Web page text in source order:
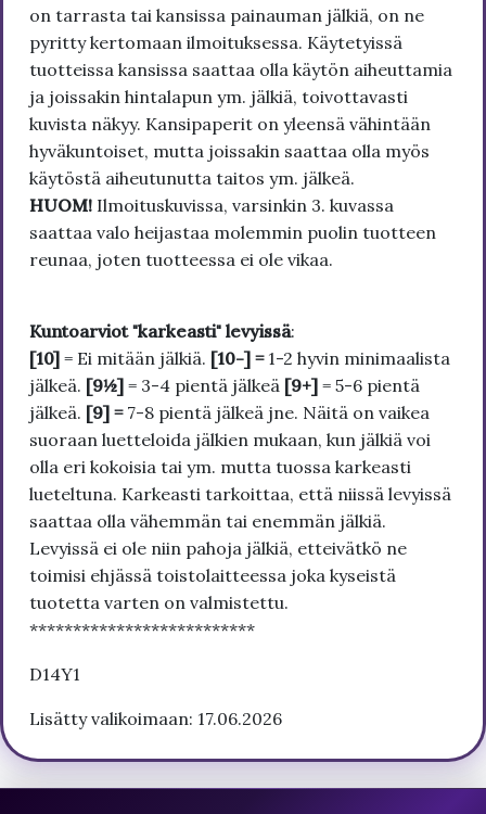
on tarrasta tai kansissa painauman jälkiä, on ne
pyritty kertomaan ilmoituksessa. Käytetyissä
tuotteissa kansissa saattaa olla käytön aiheuttamia
ja joissakin hintalapun ym. jälkiä, toivottavasti
kuvista näkyy. Kansipaperit on yleensä vähintään
hyväkuntoiset, mutta joissakin saattaa olla myös
käytöstä aiheutunutta taitos ym. jälkeä.
HUOM! Ilmoituskuvissa, varsinkin 3. kuvassa
saattaa valo heijastaa molemmin puolin tuotteen
reunaa, joten tuotteessa ei ole vikaa.
Kuntoarviot "karkeasti" levyissä:
[10] = Ei mitään jälkiä. [10-] = 1-2 hyvin minimaalista
jälkeä. [9½] = 3-4 pientä jälkeä [9+] = 5-6 pientä
jälkeä. [9] = 7-8 pientä jälkeä jne. Näitä on vaikea
suoraan luetteloida jälkien mukaan, kun jälkiä voi
olla eri kokoisia tai ym. mutta tuossa karkeasti
lueteltuna. Karkeasti tarkoittaa, että niissä levyissä
saattaa olla vähemmän tai enemmän jälkiä.
Levyissä ei ole niin pahoja jälkiä, etteivätkö ne
toimisi ehjässä toistolaitteessa joka kyseistä
tuotetta varten on valmistettu.
**************************
D14Y1
Lisätty valikoimaan: 17.06.2026